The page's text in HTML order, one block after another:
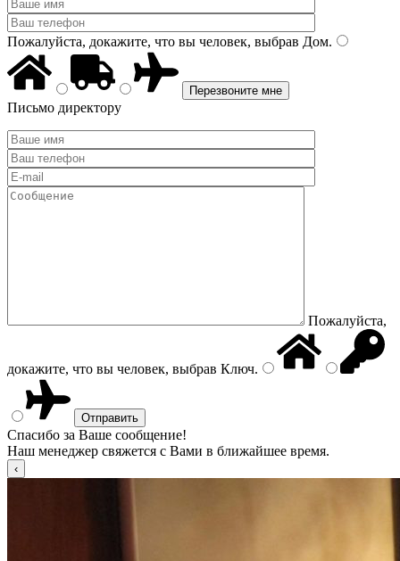
Пожалуйста, докажите, что вы человек, выбрав Дом.
Письмо директору
Пожалуйста,
докажите, что вы человек, выбрав Ключ.
Спасибо за Ваше сообщение!
Наш менеджер свяжется с Вами в ближайшее время.